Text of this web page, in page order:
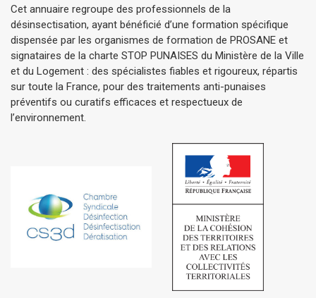
Cet annuaire regroupe des professionnels de la
désinsectisation, ayant bénéficié d’une formation spécifique
dispensée par les organismes de formation de PROSANE et
signataires de la charte STOP PUNAISES du Ministère de la Ville
et du Logement : des spécialistes fiables et rigoureux, répartis
sur toute la France, pour des traitements anti-punaises
préventifs ou curatifs efficaces et respectueux de
l’environnement.